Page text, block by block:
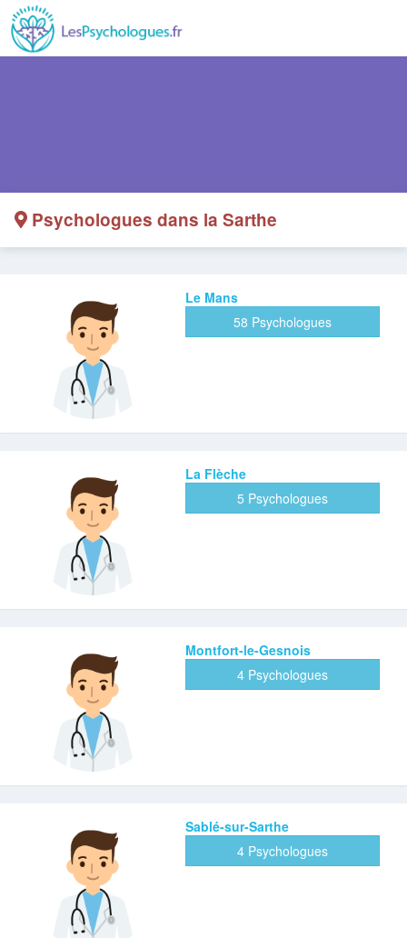
Psychologues dans la Sarthe
Le Mans
58 Psychologues
La Flèche
5 Psychologues
Montfort-le-Gesnois
4 Psychologues
Sablé-sur-Sarthe
4 Psychologues